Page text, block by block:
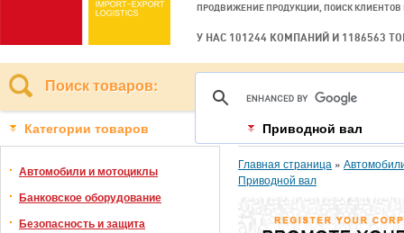
ПРОДВИЖЕНИЕ ПРОДУКЦИИ, ПОИСК КЛИЕНТОВ
У НАС 101244 КОМПАНИЙ И 1186563
Поиск товаров:
Категории товаров
Автомобили и мотоциклы
Банковское оборудование
Безопасность и защита
Приводной вал
Главная страница »
Приводной вал